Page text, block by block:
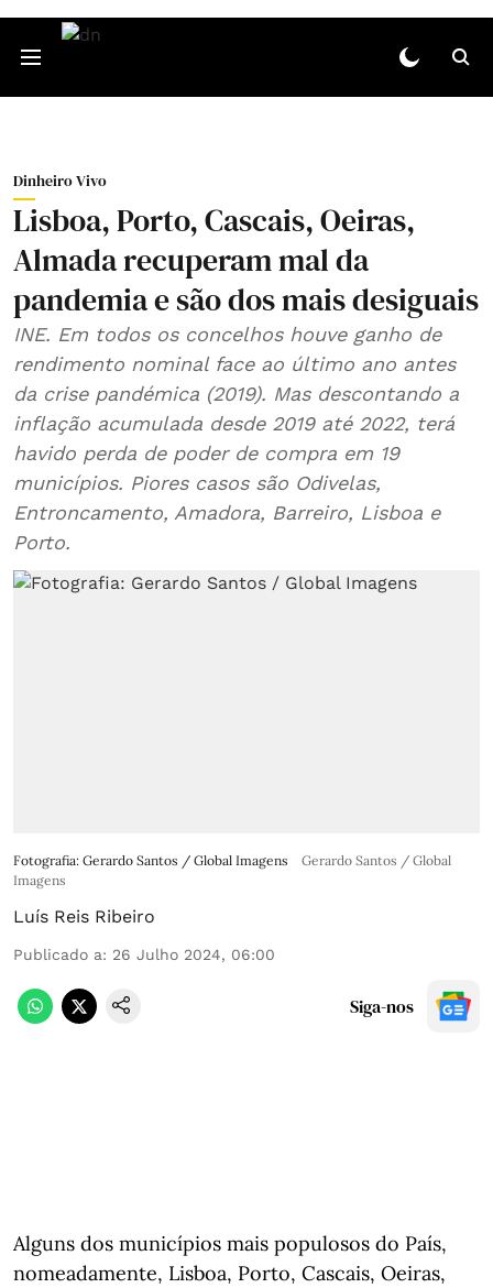
Dinheiro Vivo
Lisboa, Porto, Cascais, Oeiras,
Almada recuperam mal da
pandemia e são dos mais desiguais
INE. Em todos os concelhos houve ganho de
rendimento nominal face ao último ano antes
da crise pandémica (2019). Mas descontando a
inflação acumulada desde 2019 até 2022, terá
havido perda de poder de compra em 19
municípios. Piores casos são Odivelas,
Entroncamento, Amadora, Barreiro, Lisboa e
Porto.
Fotografia: Gerardo Santos / Global Imagens
Gerardo Santos / Global
Imagens
Luís Reis Ribeiro
Publicado a: 26 Julho 2024, 06:00
Siga-nos
Alguns dos municípios mais populosos do País,
nomeadamente, Lisboa, Porto, Cascais, Oeiras,